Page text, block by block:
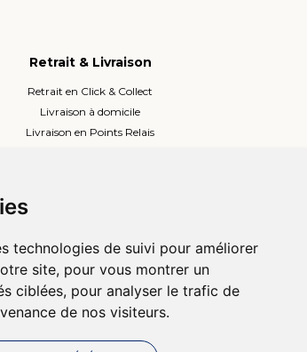
technologies de suivi pour améliorer
site, pour vous montrer un
ciblées, pour analyser le trafic de
de nos visiteurs.
Retrait & Livraison
Retrait en Click & Collect
Livraison à domicile
Livraison en Points Relais